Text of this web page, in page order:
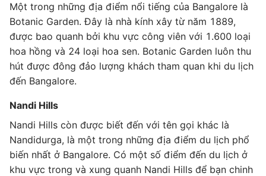
Một trong những địa điểm nổi tiếng của Bangalore là
Botanic Garden. Đây là nhà kính xây từ năm 1889,
được bao quanh bởi khu vực công viên với 1.600 loại
hoa hồng và 24 loại hoa sen. Botanic Garden luôn thu
hút được đông đảo lượng khách tham quan khi du lịch
đến Bangalore.
Nandi Hills
Nandi Hills còn được biết đến với tên gọi khác là
Nandidurga, là một trong những địa điểm du lịch phổ
biến nhất ở Bangalore. Có một số điểm đến du lịch ở
khu vực trong và xung quanh Nandi Hills để bạn chinh